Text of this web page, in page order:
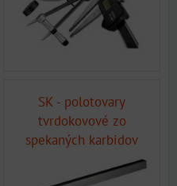
SK - polotovary
tvrdokovové zo
spekaných karbidov